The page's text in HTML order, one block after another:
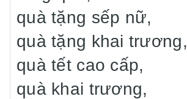
quà tặng sếp nữ,
quà tặng khai trương,
quà tết cao cấp,
quà khai trương,